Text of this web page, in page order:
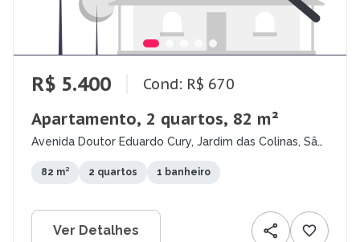
R$ 5.400 Cond: R$ 670
Apartamento, 2 quartos, 82 m²
Avenida Doutor Eduardo Cury, Jardim das Colinas, São
82 m² 2 quartos 1 banheiro
Ver Detalhes